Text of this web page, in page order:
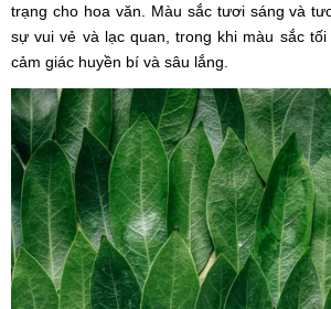
trạng cho hoa văn. Màu sắc tươi sáng và
sự vui vẻ và lạc quan, trong khi màu sắc
cảm giác huyền bí và sâu lắng.